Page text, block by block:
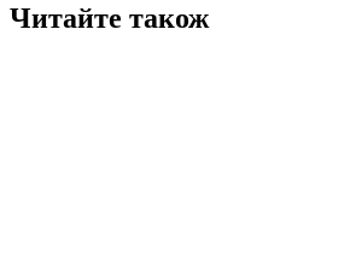
Читайте також